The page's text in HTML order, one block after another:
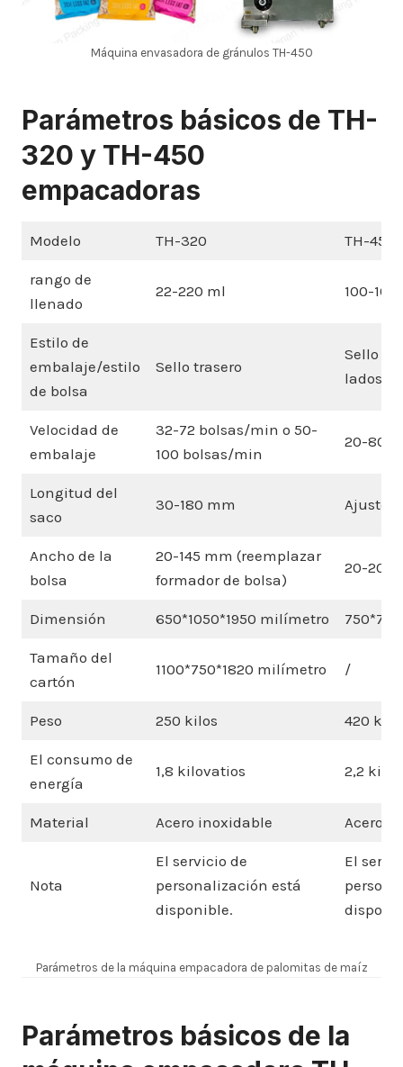
Máquina envasadora de gránulos TH-450
Parámetros básicos de TH-
320 y TH-450
empacadoras
Modelo TH-320 TH-450
rango de
llenado
22-220 ml 100-
Estilo de
embalaje/estilo
de bolsa
Sello trasero
Sello
lados
Velocidad de
embalaje
32-72 bolsas/min o 50-
100 bolsas/min
20-80
Longitud del
saco
30-180 mm Ajuste
Ancho de la
bolsa
20-145 mm (reemplazar
formador de bolsa)
20-200
Dimensión 650*1050*1950 milímetro
Tamaño del
cartón
1100*750*1820 milímetro /
Peso 250 kilos 420
El consumo de
energía
1,8 kilovatios 2,2
Material Acero inoxidable Acero
Nota
El servicio de
personalización está
disponible.
El
Parámetros de la máquina empacadora de palomitas de maíz
Parámetros básicos de la